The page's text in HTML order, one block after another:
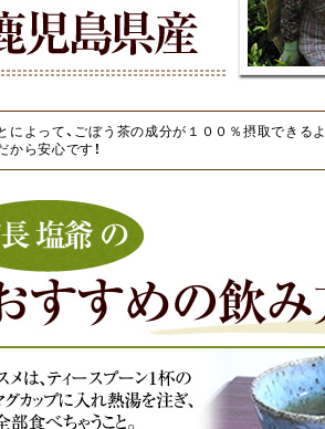
によって、ごぼう茶の成分が１００％摂取できる
ら安心です！